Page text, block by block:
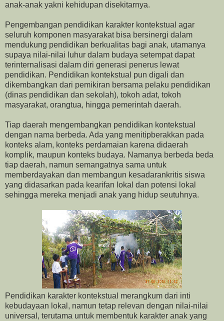
anak-anak yakni kehidupan disekitarnya.
Pengembangan pendidikan karakter kontekstual agar
seluruh komponen masyarakat bisa bersinergi dalam
mendukung pendidikan berkualitas bagi anak, utamanya
supaya nilai-nilai luhur dalam budaya setempat dapat
terinternalisasi dalam diri generasi penerus lewat
pendidikan. Pendidikan kontekstual pun digali dan
dikembangkan dari pemikiran bersama pelaku pendidikan
(dinas pendidikan dan sekolah), tokoh adat, tokoh
masyarakat, orangtua, hingga pemerintah daerah.
Tiap daerah mengembangkan pendidikan kontekstual
dengan nama berbeda. Ada yang menitipberakkan pada
konteks alam, konteks perdamaian karena didaerah
komplik, maupun konteks budaya. Namanya berbeda beda
tiap daerah, namun semangatnya sama untuk
memberdayakan dan membangun kesadarankritis siswa
yang didasarkan pada kearifan lokal dan potensi lokal
sehingga mereka menjadi anak yang hidup seutuhnya.
Pendidikan karakter kontekstual merangkum dari inti
kebudayaan lokal, namun tetap relevan dengan nilai-nilai
universal, terutama untuk membentuk karakter anak yang